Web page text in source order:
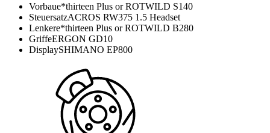
Vorbaue*thirteen Plus or ROTWILD S140
SteuersatzACROS RW375 1.5 Headset
Lenkere*thirteen Plus or ROTWILD B280
GriffeERGON GD10
DisplaySHIMANO EP800